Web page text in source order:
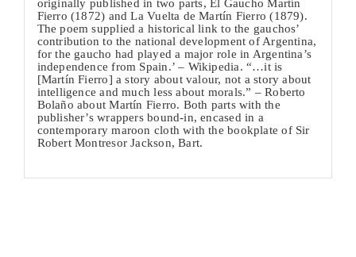
originally published in two parts, El Gaucho Martín
Fierro (1872) and La Vuelta de Martín Fierro (1879).
The poem supplied a historical link to the gauchos’
contribution to the national development of Argentina,
for the gaucho had played a major role in Argentina’s
independence from Spain.’ – Wikipedia. “…it is
[Martín Fierro] a story about valour, not a story about
intelligence and much less about morals.” – Roberto
Bolaño about Martín Fierro. Both parts with the
publisher’s wrappers bound-in, encased in a
contemporary maroon cloth with the bookplate of Sir
Robert Montresor Jackson, Bart.